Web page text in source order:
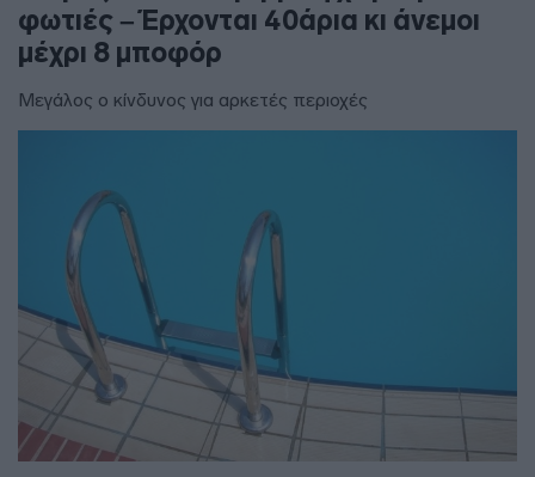
φωτιές – Έρχονται 40άρια κι άνεμοι
μέχρι 8 μποφόρ
Μεγάλος ο κίνδυνος για αρκετές περιοχές